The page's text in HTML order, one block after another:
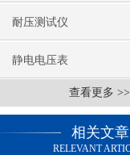
耐压测试仪
静电电压表
查看更多 >>
相关文章
RELEVANT